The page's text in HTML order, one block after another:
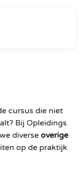
cursus die niet
Bij Opleidings
we diverse overige
op de praktijk